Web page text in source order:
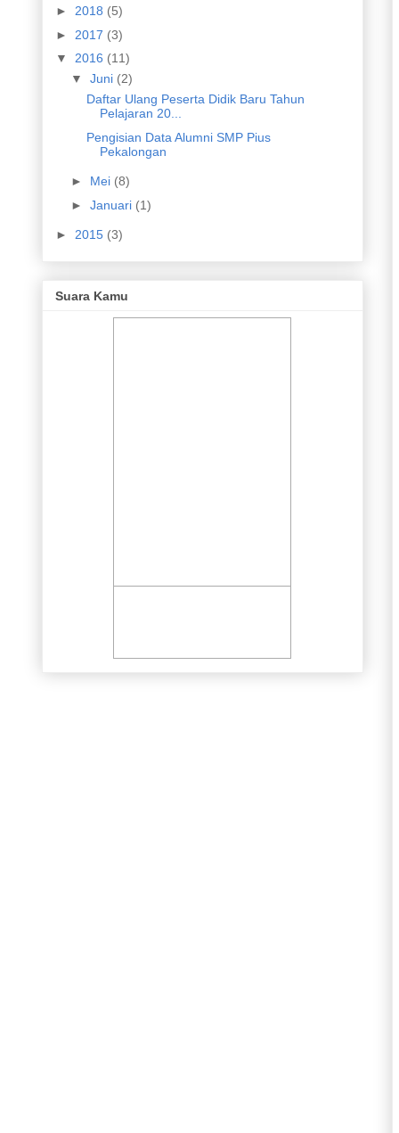
►2018 (5)
► 2017 (3)
▼2016 (11)
▼Juni (2)
Daftar Ulang Peserta Didik Baru Tahun
Pelajaran 20...
Pengisian Data Alumni SMP Pius
Pekalongan
► Mei (8)
►Januari (1)
►2015 (3)
Suara Kamu